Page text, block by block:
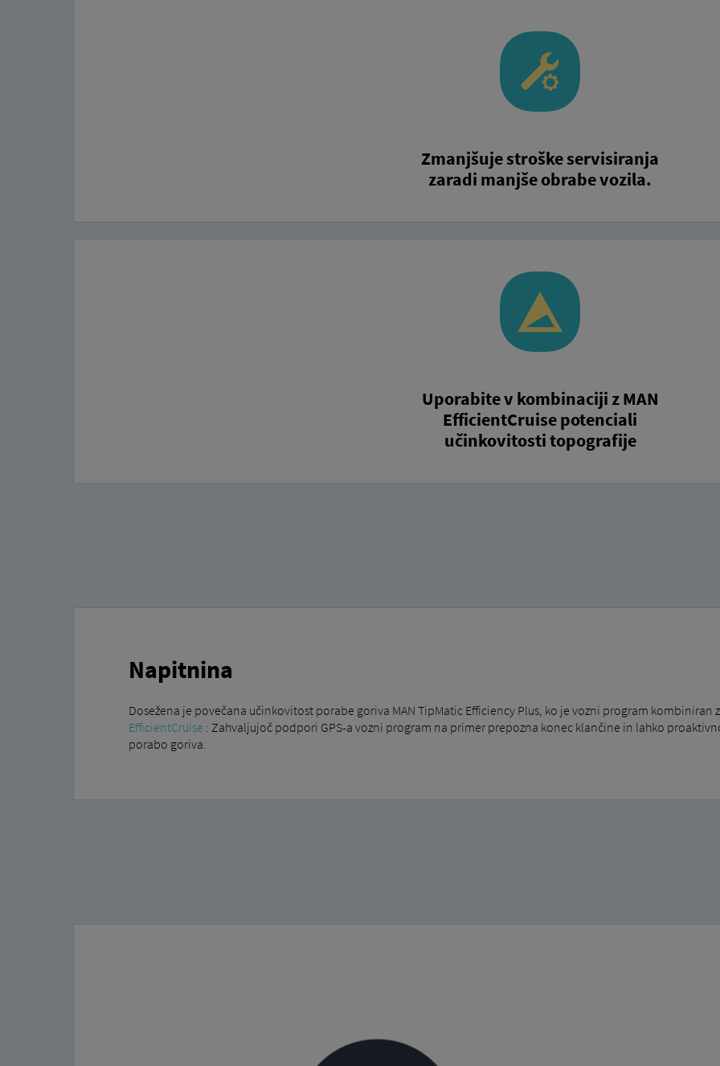
Zmanjšuje stroške servisiranja
zaradi manjše obrabe vozila.
Uporabite v kombinaciji z MAN
EfficientCruise potenciali
učinkovitosti topografije
Napitnina
Dosežena je povečana učinkovitost porabe goriva MAN TipMatic Efficiency Plus, ko je vozni program kombiniran
EfficientCruise : Zahvaljujoč podpori GPS-a vozni program na primer prepozna konec klančine in lahko
porabo goriva.